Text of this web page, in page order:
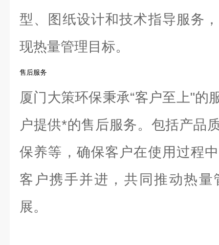
型、图纸设计和技术指导服务
现热量管理目标。
售后服务
厦门大策环保秉承“客户至上"的
户提供*的售后服务。包括产品
保养等，确保客户在使用过程
客户携手并进，共同推动热
展。